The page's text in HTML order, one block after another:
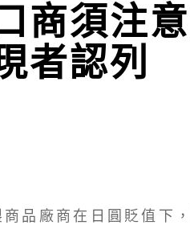
商須注
者認列
廠商在日圓貶值下，